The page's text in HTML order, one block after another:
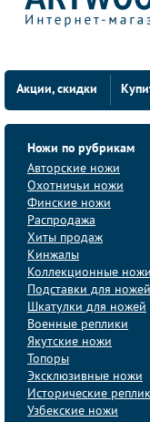
Акции, скидки
Ножи по рубрикам
Авторские ножи
Охотничьи ножи
Финские ножи
Распродажа
Хиты продаж
Кинжалы
Коллекционные ножи
Подставки для ножей
Шкатулки для ножей
Военные реплики
Якутские ножи
Топоры
Эксклюзивные ножи
Исторические
Узбекские ножи